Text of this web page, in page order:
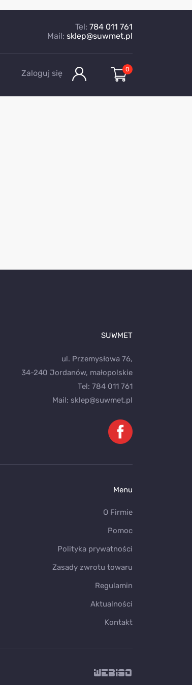
Tel: 784 011 761
Mail: sklep@suwmet.pl
Zaloguj się 0
SUWMET
ul. Przemysłowa 76,
34-240 Jordanów, małopolskie
Tel: 784 011 761
Mail: sklep@suwmet.pl
Menu
O Firmie
Pomoc
Polityka prywatności
Zasady zwrotu towaru
Regulamin
Aktualności
Kontakt
WEBISO